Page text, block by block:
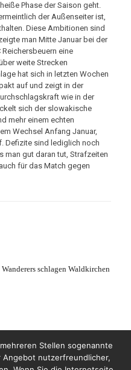
Phase der Saison geht.
der Außenseiter ist,
Diese Ambitionen sind
man Mitte Januar bei der
eine
weite Strecken
hat sich in letzten Wochen
auf und zeigt in der
wie in der
sich der slowakische
mehr einem echten
Wechsel Anfang Januar,
Defizite sind lediglich noch
man gut daran tut, Strafzeiten
für das Match gegen
schlagen Waldkirchen
Stellen sogenannte
Angebot nutzerfreundlicher,